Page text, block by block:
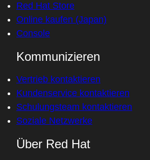
Red Hat Store
Online kaufen (Japan)
Console
Kommunizieren
Vertrieb kontaktieren
Kundenservice kontaktieren
Schulungsteam kontaktieren
Soziale Netzwerke
Über Red Hat